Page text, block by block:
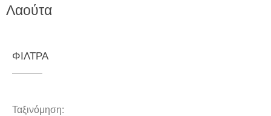
Λαούτα
ΦΙΛΤΡΑ
Ταξινόμηση: